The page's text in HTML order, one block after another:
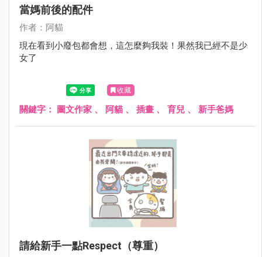
當媽前後的配件
作者：阿貓
現在看到小廢包都會想，這怎麼夠我裝！果然我已經不是少
女了
收藏
關鍵字： 圖文作家 、 阿貓 、 插畫 、 育兒 、 新手爸媽
請給新手一點respect（尊重）